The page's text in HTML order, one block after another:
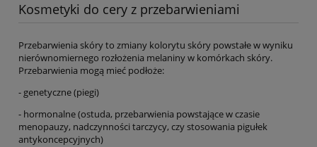
Kosmetyki do cery z przebarwieniami
Przebarwienia skóry to zmiany kolorytu skóry powstałe w wyniku
nierównomiernego rozłożenia melaniny w komórkach skóry.
Przebarwienia mogą mieć podłoże:
- genetyczne (piegi)
- hormonalne (ostuda, przebarwienia powstające w czasie
menopauzy, nadczynności tarczycy, czy stosowania pigułek
antykoncepcyjnych)